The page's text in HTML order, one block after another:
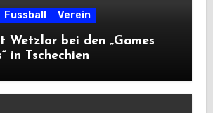
Fussball Verein
Wetzlar bei den „Games
in Tschechien